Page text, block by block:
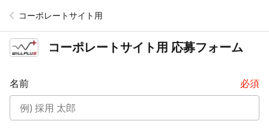
コーポレートサイト用
コーポレートサイト用 応募フォーム
名前 必須